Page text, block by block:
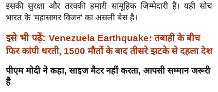
वु
ड
फि
ल्म
मी
इसकी सुरक्षा और तरक्की हमारी सामूहिक जिम्मेदारी है। यही सोच
भारत के 'महासागर विजन' का असली बेस है।
इसे भी पढ़ें: Venezuela Earthquake: तबाही के बीच
फिर कांपी धरती, 1500 मौतों के बाद तीसरे झटके से दहला देश
पीएम मोदी ने कहा, साइज मैटर नहीं करता, आपसी सम्मान जरूरी
है